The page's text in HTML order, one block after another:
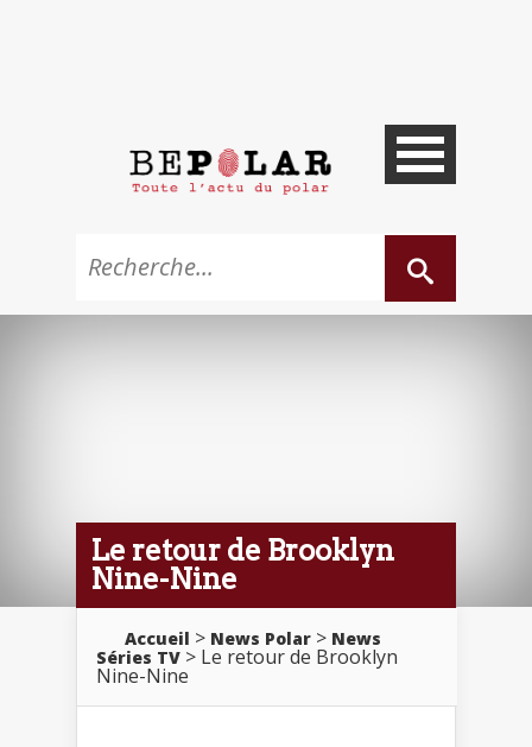
Le retour de Brooklyn
Nine-Nine
Accueil > News Polar > News
Séries TV > Le retour de Brooklyn
Nine-Nine